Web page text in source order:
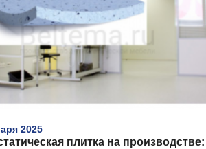
2025
плитка на производстве: